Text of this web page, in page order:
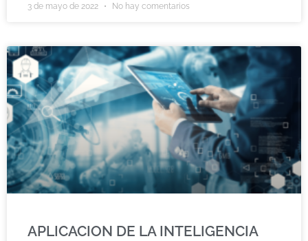
3 de mayo de 2022 No hay comentarios
APLICACION DE LA INTELIGENCIA